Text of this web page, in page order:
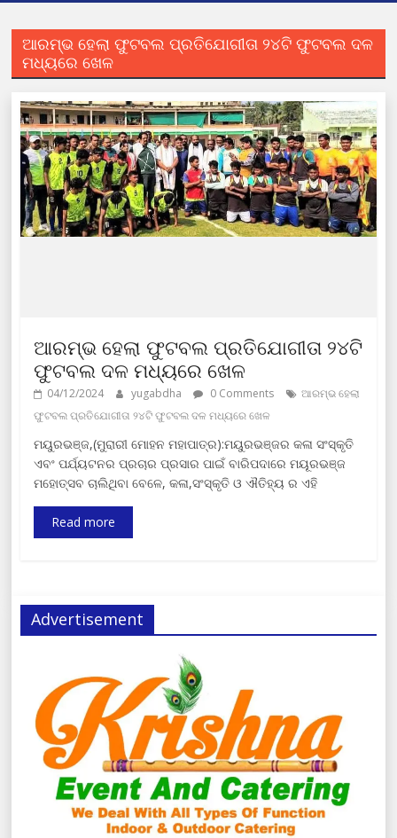
ଆରମ୍ଭ ହେଲା ଫୁଟବଲ ପ୍ରତିଯୋଗୀତା ୨୪ଟି ଫୁଟବଲ ଦଳ
ମଧ୍ୟରେ ଖେଳ
ଆରମ୍ଭ ହେଲା ଫୁଟବଲ ପ୍ରତିଯୋଗୀତା ୨୪ଟି
ଫୁଟବଲ ଦଳ ମଧ୍ୟରେ ଖେଳ
04/12/2024 yugabdha 0 Comments
ଆରମ୍ଭ ହେଲା
ଫୁଟବଲ ପ୍ରତିଯୋଗୀତା ୨୪ଟି ଫୁଟବଲ ଦଳ ମଧ୍ୟରେ ଖେଳ
ମୟୁରଭଞ୍ଜ,(ମୁରାରୀ ମୋହନ ମହାପାତ୍ର):ମୟୁରଭଞ୍ଜର କଳା ସଂସ୍କୃତି
ଏବଂ ପର୍ଯ୍ୟଟନର ପ୍ରଚାର ପ୍ରସାର ପାଇଁ ବାରିପଦାରେ ମୟୂରଭଞ୍ଜ
ମହୋତ୍ସବ ଚାଲିଥିବା ବେଳେ, କଳା,ସଂସ୍କୃତି ଓ ଐତିହ୍ୟ ର ଏହି
Read more
Advertisement